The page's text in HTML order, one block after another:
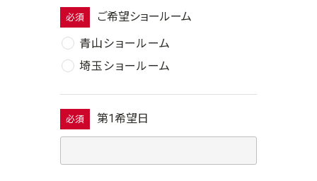
必須
ご希望ショールーム
青山ショールーム
埼玉ショールーム
必須 第1希望日